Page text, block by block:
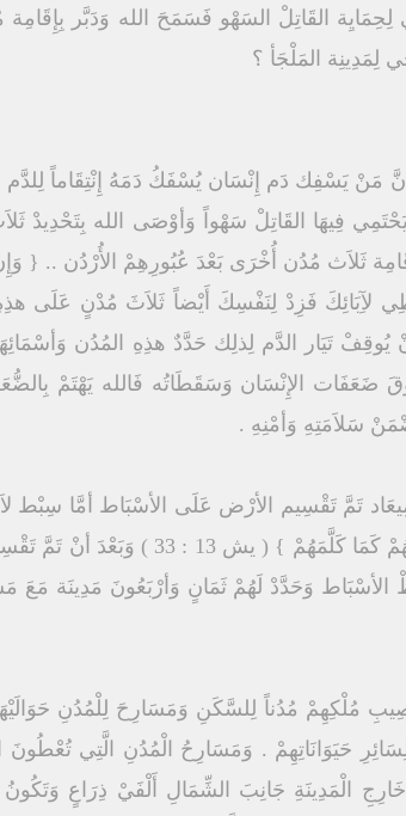
لِحِمَايِة القَاتِلْ السَهْو فَسَمَحَ الله وَدَبَّر
لِمَدِينِة المَلْجَأ ؟
وَصَايَا أنَّ مَنْ يَسْفِك دَم إِنْسَان يُسْفَكُ دَمَهُ
فِيهَا القَاتِلْ سَهْواً وَأوْصَى الله
ثَلاَث مُدُن أُخْرَى بَعْدَ عُبُورِهِمْ الأُرْدُن ..
لآِبَائِكَ فَزِدْ لِنَفْسِكَ أَيْضاً ثَلاَثَ مُدْنٍ عَلَى
: 8 – 10) الله يُرِيدْ أنْ يُوقِفْ تَيَار الدَّم لِذلِك حَدَّدٌ هذِهِ
ضَعَفَات الإِنْسَان وَسَقَطَاتُه فَالله يَهْتَمْ
سَلاَمَتِهِ وَأمْنِهِ .
تَمَّ تَقْسِيم الأرْض عَلَى الأسْبَاط أمَّا
وَعْد الرَّبَّ لَهُمْ .. { الرَّبُّ إِلهُ إِسْرَائِيلَ
وَحَدَّدْ لَهُمْ ثَمَانٍ وَأرْبَعُونَ مَدِينَة مَعَ
مُلْكِهِمْ مُدُناً لِلسَّكَنِ وَمَسَارِحَ لِلْمُدُنِ
حَيَوَانَاتِهِمْ . وَمَسَارِحُ الْمُدُنِ الَّتِي تُعْطُونَ
الْمَدِينَةِ جَانِبَ الشِّمَالِ أَلْفَيْ ذِرَاعٍ